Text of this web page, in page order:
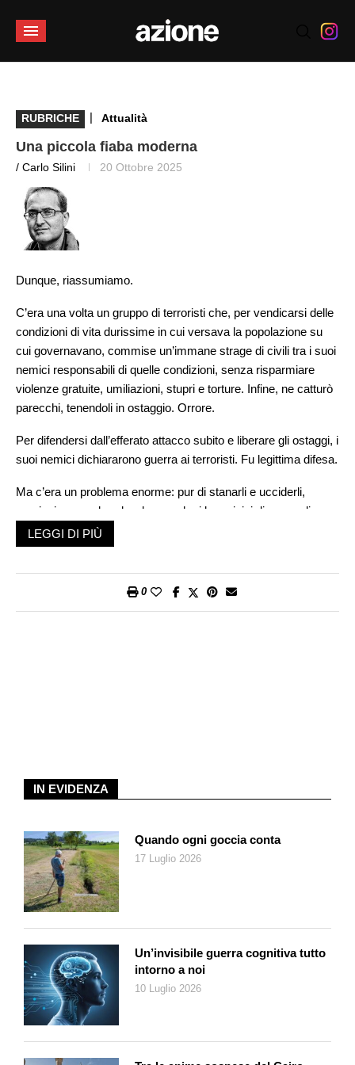
RUBRICHE | Attualità
Una piccola fiaba moderna
/ Carlo Silini 20 Ottobre 2025
Dunque, riassumiamo.
C’era una volta un gruppo di terroristi che, per vendicarsi delle
condizioni di vita durissime in cui versava la popolazione su
cui governavano, commise un’immane strage di civili tra i suoi
nemici responsabili di quelle condizioni, senza risparmiare
violenze gratuite, umiliazioni, stupri e torture. Infine, ne catturò
parecchi, tenendoli in ostaggio. Orrore.
Per difendersi dall’efferato attacco subito e liberare gli ostaggi, i
suoi nemici dichiararono guerra ai terroristi. Fu legittima difesa.
Ma c’era un problema enorme: pur di stanarli e ucciderli,
cominciarono a bombardare anche i loro vicini di casa, gli
ospedali, le scuole, le abitazioni della gente comune, tra cui i
terroristi si mescolavano, stringendoli letteralmente in un
generò una strage ancora più gigantesca di civili. Orrore.
In passato, quel Signore era stato un immobiliarista
occupava più di edilizia, ma di costrutti ben più complessi.
Sperava, in quella zona opportunamente liberata dai suoi
abitanti, di realizzare un resort di lusso vista mare. Bastava,
diceva, che i Paesi confinanti accogliessero con solidarietà i
caloroso invito a vivere altrove. Delirio.
Quando ormai otto case su dieci del popolo governato dai
terroristi erano state distrutte, tutti i campi agricoli resi
inutilizzabili e nove civili su dieci sfollati, il mondo cominciò a
ribellarsi dicendo che anche il popolo dei nemici dei terroristi,
LEGGI DI PIÙ
0
IN EVIDENZA
Quando ogni goccia conta
17 Luglio 2026
Un’invisibile guerra cognitiva tutto
intorno a noi
10 Luglio 2026